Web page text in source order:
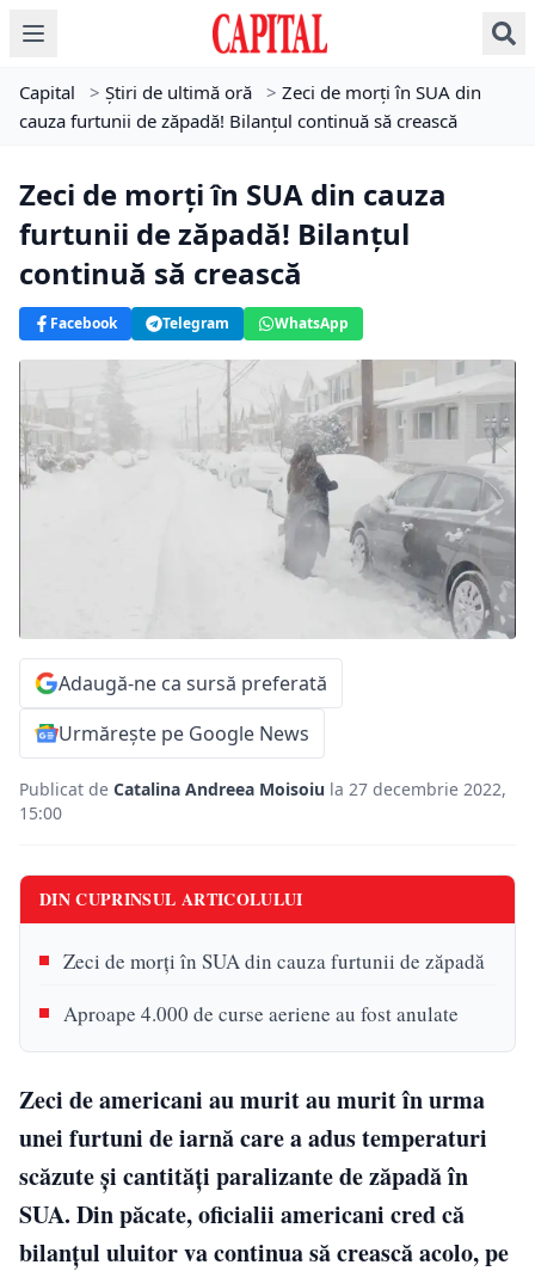
Capital > Știri de ultimă oră > Zeci de morți în SUA din
cauza furtunii de zăpadă! Bilanțul continuă să crească
Zeci de morți în SUA din cauza
furtunii de zăpadă! Bilanțul
continuă să crească
Facebook Telegram WhatsApp
Adaugă-ne ca sursă preferată
Urmărește pe Google News
Publicat de Catalina Andreea Moisoiu la 27 decembrie 2022,
15:00
DIN CUPRINSUL ARTICOLULUI
Zeci de morți în SUA din cauza furtunii de zăpadă
Aproape 4.000 de curse aeriene au fost anulate
Zeci de americani au murit au murit în urma
unei furtuni de iarnă care a adus temperaturi
scăzute și cantități paralizante de zăpadă în
SUA. Din păcate, oficialii americani cred că
bilanțul uluitor va continua să crească acolo, pe